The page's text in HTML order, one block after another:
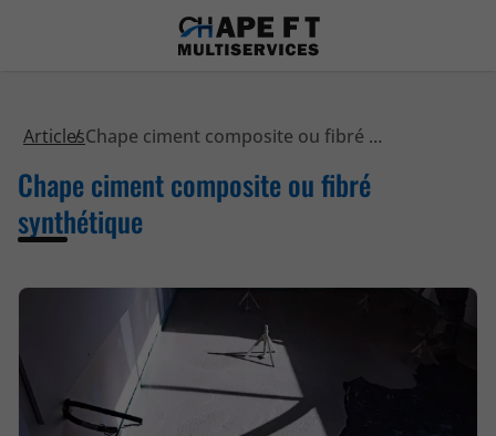
Articles Chape ciment composite ou fibré synthétique
Chape ciment composite ou fibré
synthétique